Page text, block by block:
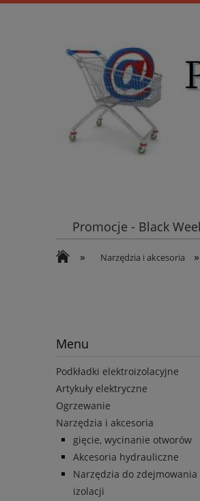
Promocje - Black
Koszt wysyłki
» Narzędzia i akcesoria »
Menu
Podkładki elektroizolacyjne
Artykuły elektryczne
Ogrzewanie
Narzędzia i akcesoria
gięcie, wycinanie otworów
Akcesoria hydrauliczne
Narzędzia do zdejmowania
izolacji